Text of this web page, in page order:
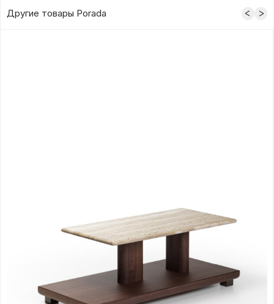
Другие товары Porada